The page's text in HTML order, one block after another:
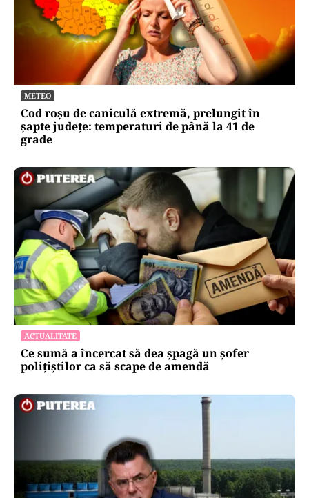
METEO
Cod roșu de caniculă extremă, prelungit în
șapte județe: temperaturi de până la 41 de
grade
ACTUALITATE
Ce sumă a încercat să dea șpagă un șofer
polițiștilor ca să scape de amendă